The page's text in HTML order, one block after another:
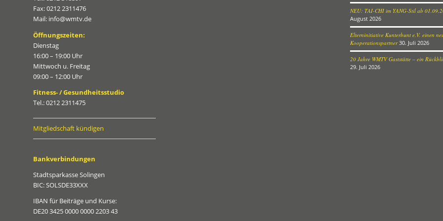
Fax: 0212 2311476
Mail: info@wmtv.de
Öffnungszeiten:
Dienstag
16:00 – 19:00 Uhr
Mittwoch u. Freitag
09:00 – 12:00 Uhr
Fitness- / Gesundheitsstudio
Tel.: 0212 2311475
Mitgliedschaft kündigen
Bankverbindungen
Stadtsparkasse Solingen
BIC: SOLSDE33XXX
IBAN für Beiträge und Kurse:
DE20 3425 0000 0000 2203 43
NEU: TAI-CHI im YANG-Stil ab
August 2026
Elterninitiative Kunterbunt e.V. einen
Kooperationspartner 30. Juli 2026
20 Jahre WMTV Gaststätte – ein
29. Juli 2026